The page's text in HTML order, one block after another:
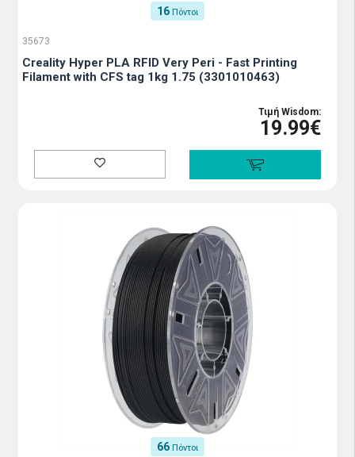
16 Πόντοι
35673
Creality Hyper PLA RFID Very Peri - Fast Printing
Filament with CFS tag 1kg 1.75 (3301010463)
Τιμή Wisdom:
19.99€
66 Πόντοι